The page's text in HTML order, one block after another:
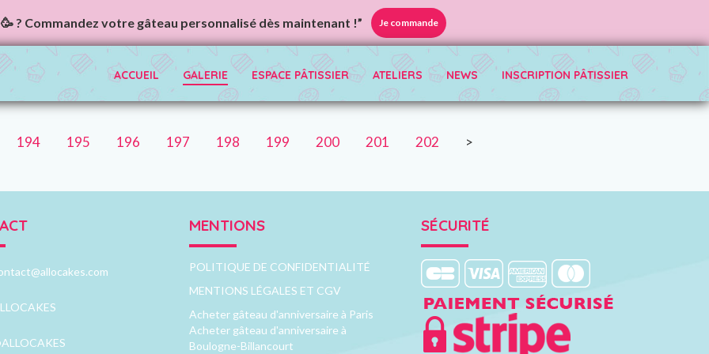
? Commandez votre gâteau personnalisé dès maintenant !” Je commande
ACCUEIL GALERIE ESPACE PÂTISSIER ATELIERS NEWS INSCRIPTION PÂTISSIER
194 195 196 197 198 199 200 201 202 >
MENTIONS
POLITIQUE DE CONFIDENTIALITÉ
MENTIONS LÉGALES ET CGV
Acheter gâteau d'anniversaire à Paris
Acheter gâteau d'anniversaire à
Boulogne-Billancourt
SÉCURITÉ